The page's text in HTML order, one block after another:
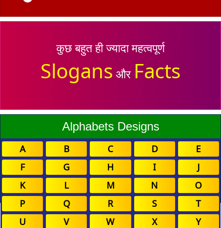
कुछ बहुत ही ज्यादा महत्वपूर्ण
Slogans और Facts
Alphabets Designs
A B C D
E
F
G H I
J
K
L M N
O
P
Q R S
T
U
V W X
Y